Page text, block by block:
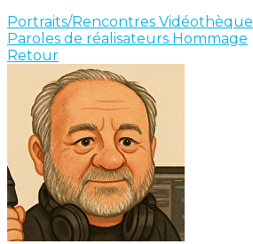
Portraits/Rencontres Vidéothèque
Paroles de réalisateurs Hommage
Retour